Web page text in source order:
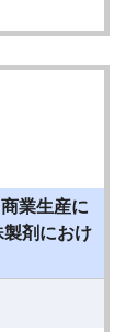
業生産に
剤におけ